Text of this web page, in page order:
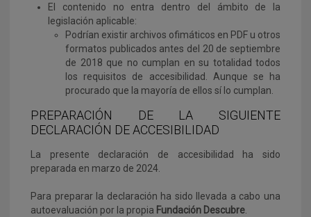
El contenido no entra dentro del ámbito de la
legislación aplicable:
Podrían existir archivos ofimáticos en PDF u otros
formatos publicados antes del 20 de septiembre
de 2018 que no cumplan en su totalidad todos
los requisitos de accesibilidad. Aunque se ha
procurado que la mayoría de ellos sí lo cumplan.
PREPARACIÓN DE LA SIGUIENTE
DECLARACIÓN DE ACCESIBILIDAD
La presente declaración de accesibilidad ha sido
preparada en marzo de 2024.
Para preparar la declaración ha sido llevada a cabo una
autoevaluación por la propia Fundación Descubre